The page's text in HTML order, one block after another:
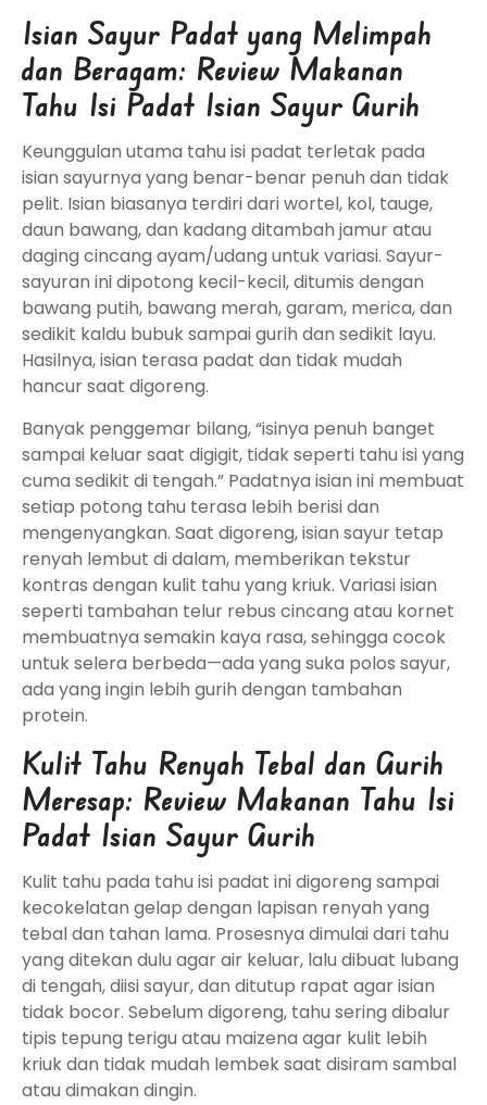
Isian Sayur Padat yang Melimpah
dan Beragam: Review Makanan
Tahu Isi Padat Isian Sayur Gurih
Keunggulan utama tahu isi padat terletak pada
isian sayurnya yang benar-benar penuh dan tidak
pelit. Isian biasanya terdiri dari wortel, kol, tauge,
daun bawang, dan kadang ditambah jamur atau
daging cincang ayam/udang untuk variasi. Sayur-
sayuran ini dipotong kecil-kecil, ditumis dengan
bawang putih, bawang merah, garam, merica, dan
sedikit kaldu bubuk sampai gurih dan sedikit layu.
Hasilnya, isian terasa padat dan tidak mudah
hancur saat digoreng.
Banyak penggemar bilang, “isinya penuh banget
sampai keluar saat digigit, tidak seperti tahu isi yang
cuma sedikit di tengah.” Padatnya isian ini membuat
setiap potong tahu terasa lebih berisi dan
mengenyangkan. Saat digoreng, isian sayur tetap
renyah lembut di dalam, memberikan tekstur
kontras dengan kulit tahu yang kriuk. Variasi isian
seperti tambahan telur rebus cincang atau kornet
membuatnya semakin kaya rasa, sehingga cocok
untuk selera berbeda—ada yang suka polos sayur,
ada yang ingin lebih gurih dengan tambahan
protein.
Kulit Tahu Renyah Tebal dan Gurih
Meresap: Review Makanan Tahu Isi
Padat Isian Sayur Gurih
Kulit tahu pada tahu isi padat ini digoreng sampai
kecokelatan gelap dengan lapisan renyah yang
tebal dan tahan lama. Prosesnya dimulai dari tahu
yang ditekan dulu agar air keluar, lalu dibuat lubang
di tengah, diisi sayur, dan ditutup rapat agar isian
tidak bocor. Sebelum digoreng, tahu sering dibalur
tipis tepung terigu atau maizena agar kulit lebih
kriuk dan tidak mudah lembek saat disiram sambal
atau dimakan dingin.